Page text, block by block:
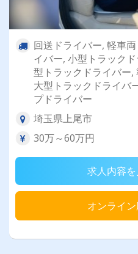
回送ドライバー, 軽車
イバー, 小型トラック
型トラックドライバー,
大型トラックドライバ
プドライバー
埼玉県上尾市
30万～60万円
求人内容を
オンライ